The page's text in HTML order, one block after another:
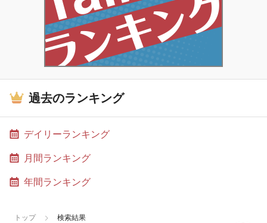
過去のランキング
デイリーランキング
月間ランキング
年間ランキング
トップ 検索結果